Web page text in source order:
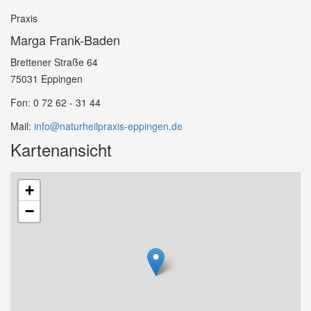
Praxis
Marga Frank-Baden
Brettener Straße 64
75031 Eppingen
Fon: 0 72 62 - 31 44
Mail: info@naturheilpraxis-eppingen.de
Kartenansicht
+
−